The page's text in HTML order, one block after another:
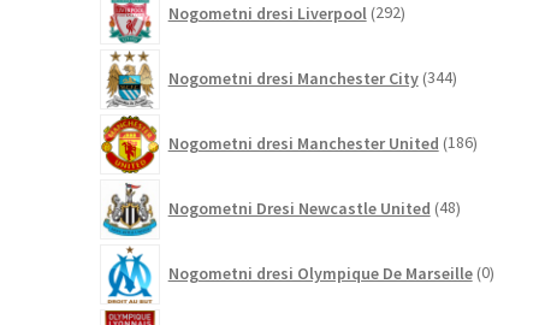
Nogometni dresi Liverpool 292izdelkov
Nogometni dresi Manchester City 344izdelkov
Nogometni dresi Manchester United 186izdelkov
Nogometni Dresi Newcastle United 48izdelkov
Nogometni dresi Olympique De Marseille 0